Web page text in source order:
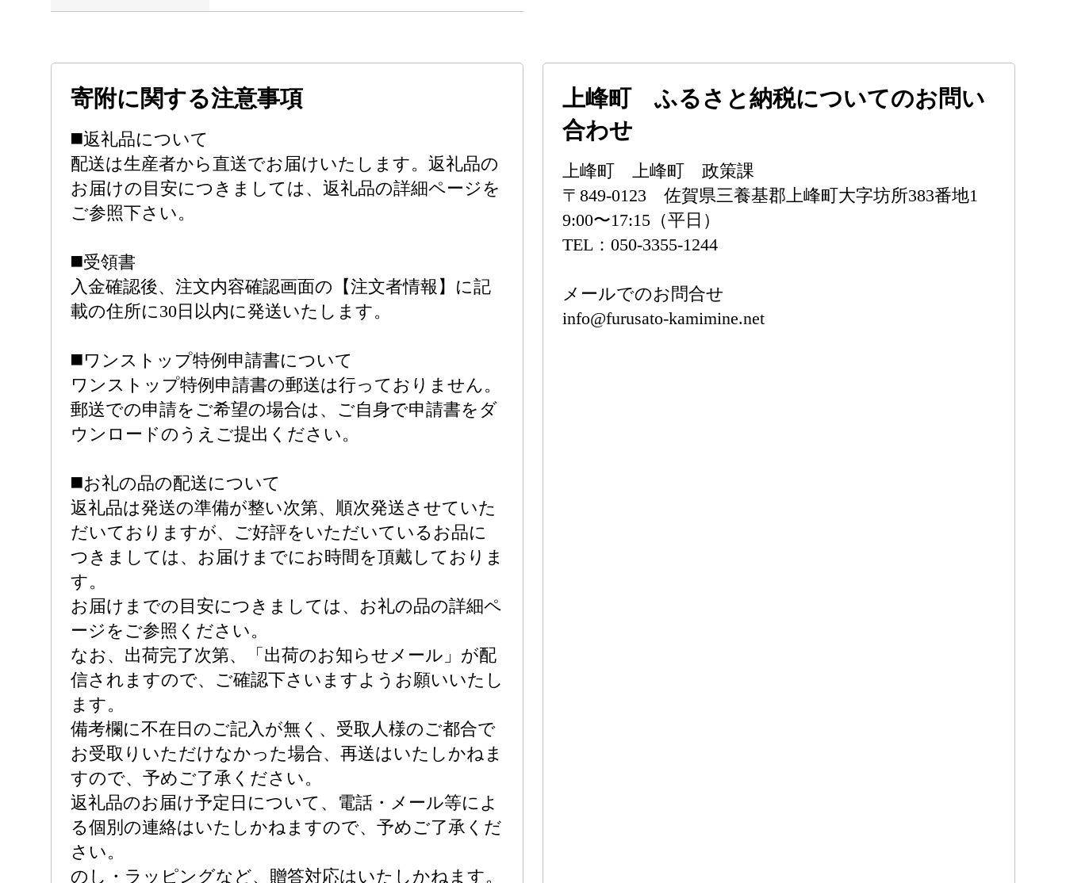
寄附に関する注意事項
◼️返礼品について
配送は生産者から直送でお届けいたします。返礼品の
お届けの目安につきましては、返礼品の詳細ページを
ご参照下さい。
◼️受領書
入金確認後、注文内容確認画面の【注文者情報】に記
載の住所に30日以内に発送いたします。
◼️ワンストップ特例申請書について
ワンストップ特例申請書の郵送は行っておりません。
郵送での申請をご希望の場合は、ご自身で申請書をダ
ウンロードのうえご提出ください。
◼️お礼の品の配送について
返礼品は発送の準備が整い次第、順次発送させていた
だいておりますが、ご好評をいただいているお品に
つきましては、お届けまでにお時間を頂戴しておりま
す。
お届けまでの目安につきましては、お礼の品の詳細ペ
ージをご参照ください。
なお、出荷完了次第、「出荷のお知らせメール」が配
信されますので、ご確認下さいますようお願いいたし
ます。
備考欄に不在日のご記入が無く、受取人様のご都合で
お受取りいただけなかった場合、再送はいたしかねま
すので、予めご了承ください。
返礼品のお届け予定日について、電話・メール等によ
る個別の連絡はいたしかねますので、予めご了承くだ
さい。
のし・ラッピングなど、贈答対応はいたしかねます。
上峰町 ふるさと納税についてのお問い
合わせ
上峰町 上峰町 政策課
〒849-0123 佐賀県三養基郡上峰町大字坊所383番地1
9:00〜17:15（平日）
TEL：050-3355-1244
メールでのお問合せ
info@furusato-kamimine.net